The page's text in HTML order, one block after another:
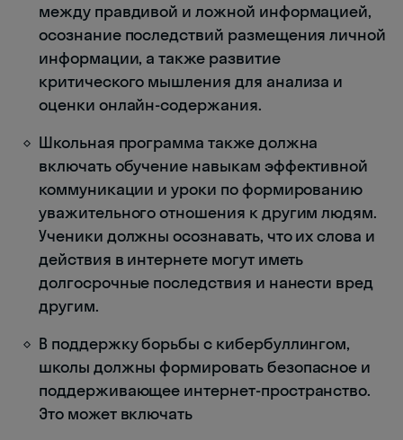
между правдивой и ложной информацией,
осознание последствий размещения личной
информации, а также развитие
критического мышления для анализа и
оценки онлайн-содержания.
Школьная программа также должна
включать обучение навыкам эффективной
коммуникации и уроки по формированию
уважительного отношения к другим людям.
Ученики должны осознавать, что их слова и
действия в интернете могут иметь
долгосрочные последствия и нанести вред
другим.
В поддержку борьбы с кибербуллингом,
школы должны формировать безопасное и
поддерживающее интернет-пространство.
Это может включать